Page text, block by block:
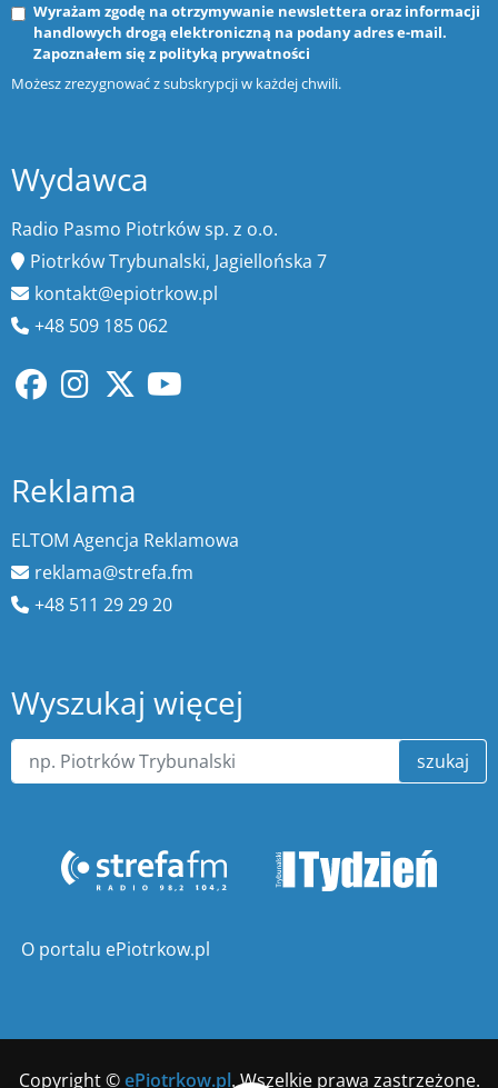
Wyrażam zgodę na otrzymywanie newslettera oraz informacji
handlowych drogą elektroniczną na podany adres e-mail.
Zapoznałem się z polityką prywatności
Możesz zrezygnować z subskrypcji w każdej chwili.
Wydawca
Radio Pasmo Piotrków sp. z o.o.
Piotrków Trybunalski, Jagiellońska 7
kontakt@epiotrkow.pl
+48 509 185 062
Reklama
ELTOM Agencja Reklamowa
reklama@strefa.fm
+48 511 29 29 20
Wyszukaj więcej
szukaj
O portalu ePiotrkow.pl
Copyright ©ePiotrkow.pl. Wszelkie prawa zastrzeżone.